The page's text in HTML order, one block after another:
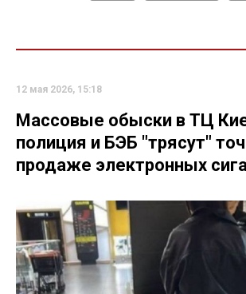
12 мая 2026, 15:18
Массовые обыски в ТЦ
полиция и БЭБ "трясут"
продаже электронных